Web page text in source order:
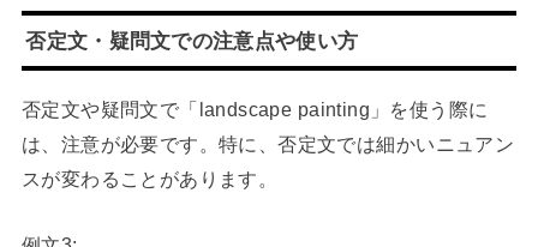
否定文・疑問文での注意点や使い方
否定文や疑問文で「landscape painting」を使う際に
は、注意が必要です。特に、否定文では細かいニュアン
スが変わることがあります。